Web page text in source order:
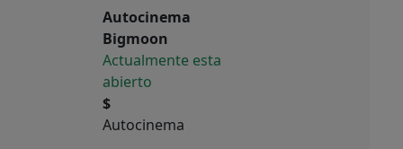
Autocinema
Bigmoon
Actualmente esta
abierto
$
Autocinema